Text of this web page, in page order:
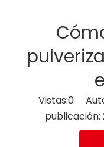
Vistas:0